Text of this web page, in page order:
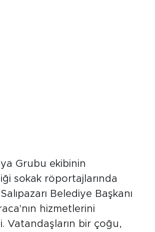
Grubu ekibinin
sokak röportajlarında
Belediye Başkanı
hizmetlerini
Vatandaşların bir çoğu,